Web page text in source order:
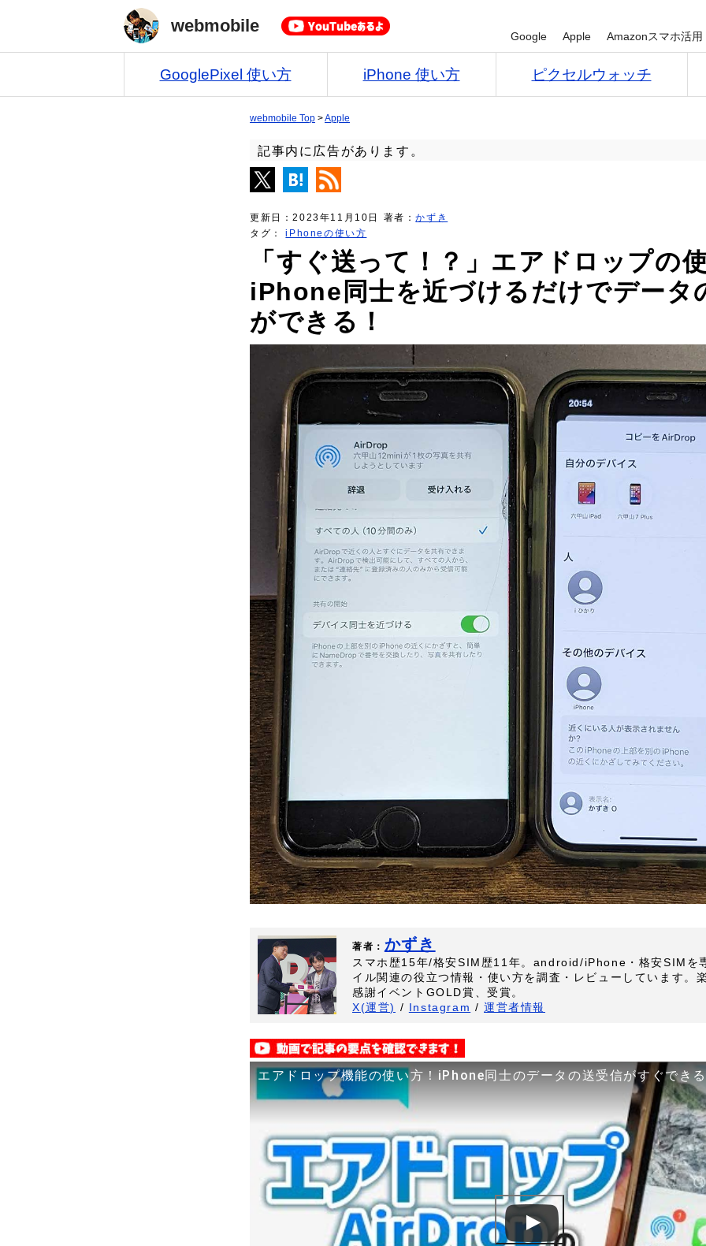
webmobile
Google Apple Amazonスマホ活用
GooglePixel 使い方 iPhone 使い方 ピクセルウォッチ
webmobile Top >Apple
記事内に広告があります。
更新日：2023年11月10日 著者：かずき
タグ：iPhoneの使い方
「すぐ送って！？」エアドロップの
iPhone同士を近づけるだけでデータ
ができる！
著者： かずき
スマホ歴15年/格安SIM歴11年。android/iPhone・格安SIMを
イル関連の役立つ情報・使い方を調査・レビューしています。
感謝イベントGOLD賞、受賞。
X(運営) / Instagram /運営者情報
エアドロップ機能の使い方！iPhone同士のデータの送受信がすぐでき